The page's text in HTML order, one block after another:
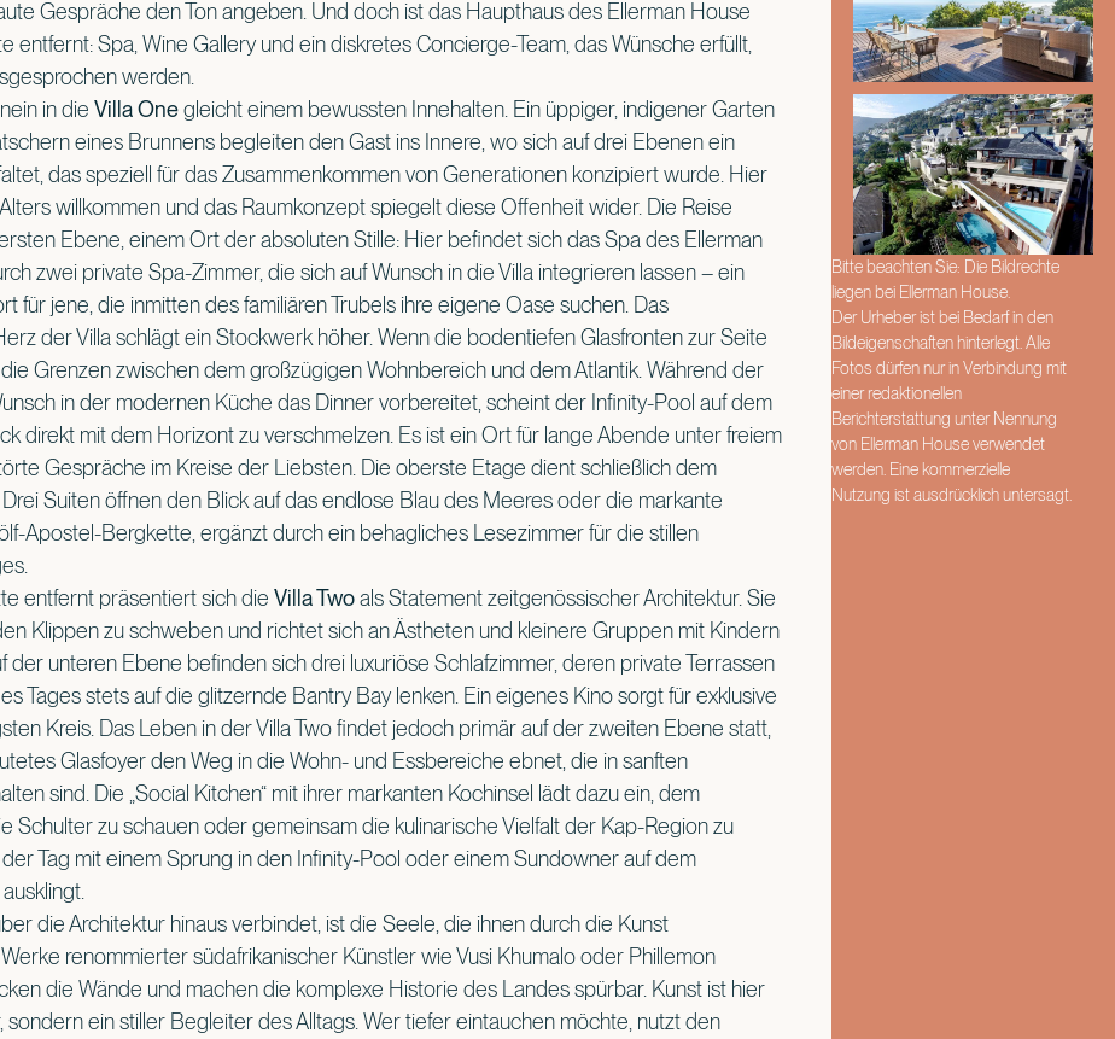
Gespräche den Ton angeben. Und doch ist das Haupthaus des Ellerman House
entfernt: Spa, Wine Gallery und ein diskretes Concierge-Team, das Wünsche erfüllt,
werden.
in die Villa Onegleicht einem bewussten Innehalten. Ein üppiger, indigener Garten
eines Brunnens begleiten den Gast ins Innere, wo sich auf drei Ebenen ein
das speziell für das Zusammenkommen von Generationen konzipiert wurde. Hier
willkommen und das Raumkonzept spiegelt diese Offenheit wider. Die Reise
Ebene, einem Ort der absoluten Stille: Hier befindet sich das Spa des Ellerman
zwei private Spa-Zimmer, die sich auf Wunsch in die Villa integrieren lassen – ein
für jene, die inmitten des familiären Trubels ihre eigene Oase suchen. Das
der Villa schlägt ein Stockwerk höher. Wenn die bodentiefen Glasfronten zur Seite
Grenzen zwischen dem großzügigen Wohnbereich und dem Atlantik. Während der
in der modernen Küche das Dinner vorbereitet, scheint der Infinity-Pool auf dem
direkt mit dem Horizont zu verschmelzen. Es ist ein Ort für lange Abende unter freiem
Gespräche im Kreise der Liebsten. Die oberste Etage dient schließlich dem
Suiten öffnen den Blick auf das endlose Blau des Meeres oder die markante
Apostel-Bergkette, ergänzt durch ein behagliches Lesezimmer für die stillen
entfernt präsentiert sich die Villa Twoals Statement zeitgenössischer Architektur. Sie
Klippen zu schweben und richtet sich an Ästheten und kleinere Gruppen mit Kindern
der unteren Ebene befinden sich drei luxuriöse Schlafzimmer, deren private Terrassen
Tages stets auf die glitzernde Bantry Bay lenken. Ein eigenes Kino sorgt für exklusive
Kreis. Das Leben in der Villa Two findet jedoch primär auf der zweiten Ebene statt,
Glasfoyer den Weg in die Wohn- und Essbereiche ebnet, die in sanften
sind. Die „Social Kitchen“ mit ihrer markanten Kochinsel lädt dazu ein, dem
Schulter zu schauen oder gemeinsam die kulinarische Vielfalt der Kap-Region zu
Tag mit einem Sprung in den Infinity-Pool oder einem Sundowner auf dem
die Architektur hinaus verbindet, ist die Seele, die ihnen durch die Kunst
renommierter südafrikanischer Künstler wie Vusi Khumalo oder Phillemon
die Wände und machen die komplexe Historie des Landes spürbar. Kunst ist hier
sondern ein stiller Begleiter des Alltags. Wer tiefer eintauchen möchte, nutzt den
Bitte beachten Sie: Die Bildrechte
liegen bei Ellerman House.
Der Urheber ist bei Bedarf in den
Bildeigenschaften hinterlegt. Alle
Fotos dürfen nur in Verbindung mit
einer redaktionellen
Berichterstattung unter Nennung
von Ellerman House verwendet
werden. Eine kommerzielle
Nutzung ist ausdrücklich untersagt.